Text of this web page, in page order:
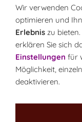
...Facebook
...Twitter
Monatsrätsel
Rätseln &
Wir verwenden
optimieren und
Erlebnis zu
erklären Sie sich
Einstellungen für
Möglichkeit,
deaktivieren.